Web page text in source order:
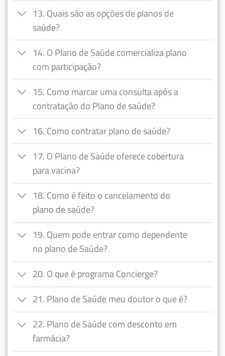
13. Quais são as opções de planos de
saúde?
14. O Plano de Saúde comercializa plano
com participação?
15. Como marcar uma consulta após a
contratação do Plano de saúde?
16. Como contratar plano de saúde?
17. O Plano de Saúde oferece cobertura
para vacina?
18. Como é feito o cancelamento do
plano de saúde?
19. Quem pode entrar como dependente
no plano de Saúde?
20. O que é programa Concierge?
21. Plano de Saúde meu doutor o que é?
22. Plano de Saúde com desconto em
farmácia?